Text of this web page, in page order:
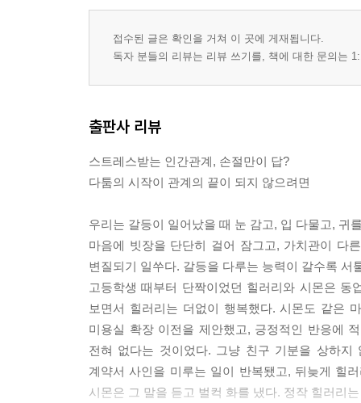
접수된 글은 확인을 거쳐 이 곳에 게재됩니다.
독자 분들의 리뷰는 리뷰 쓰기를, 책에 대한 문의는
출판사 리뷰
스트레스받는 인간관계, 손절만이 답?
다툼의 시작이 관계의 끝이 되지 않으려면
우리는 갈등이 일어났을 때 눈 감고, 입 다물고, 귀
마음에 빗장을 단단히 걸어 잠그고, 가치관이 다
변질되기 일쑤다. 갈등을 다루는 능력이 갈수록
고등학생 때부터 단짝이었던 힐러리와 시몬은
보면서 힐러리는 더없이 행복했다. 시몬도 같은
미용실 확장 이전을 제안했고, 긍정적인 반응에
전혀 없다는 것이었다. 그냥 친구 기분을 상하
계약서 사인을 미루는 일이 반복됐고, 뒤늦게 힐
시몬은 그 말을 듣고 벌컥 화를 냈다. 정작 힐러리